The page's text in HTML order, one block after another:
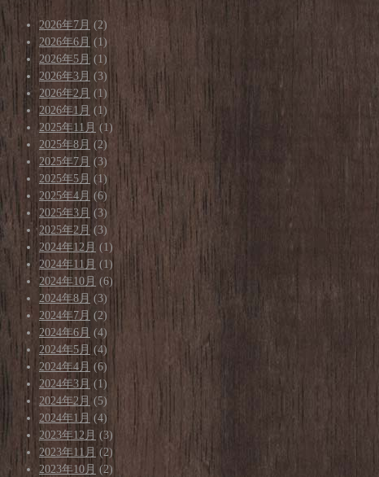
2026年7月 (2)
2026年6月 (1)
2026年5月 (1)
2026年3月 (3)
2026年2月 (1)
2026年1月 (1)
2025年11月 (1)
2025年8月 (2)
2025年7月 (3)
2025年5月 (1)
2025年4月 (6)
2025年3月 (3)
2025年2月 (3)
2024年12月 (1)
2024年11月 (1)
2024年10月 (6)
2024年8月 (3)
2024年7月 (2)
2024年6月 (4)
2024年5月 (4)
2024年4月 (6)
2024年3月 (1)
2024年2月 (5)
2024年1月 (4)
2023年12月 (3)
2023年11月 (2)
2023年10月 (2)